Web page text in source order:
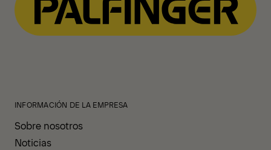
INFORMACIÓN DE LA EMPRESA
Sobre nosotros
Noticias